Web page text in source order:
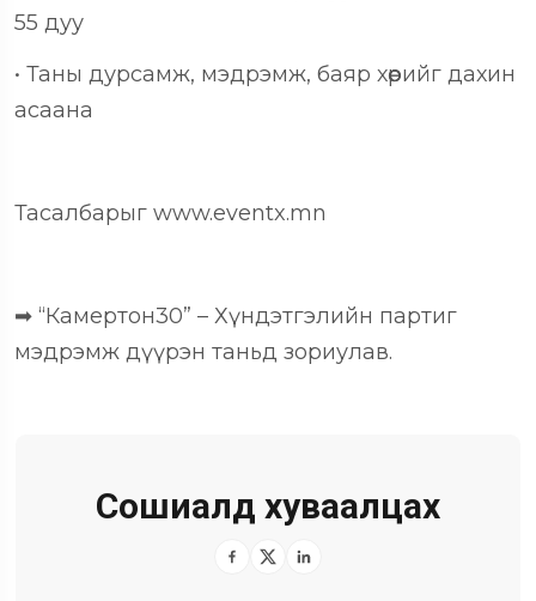
55 дуу
• Таны дурсамж, мэдрэмж, баяр хөөрийг дахин
асаана
Тасалбарыг www.eventx.mn
➡ “Камертон30” – Хүндэтгэлийн партиг
мэдрэмж дүүрэн таньд зориулав.
Сошиалд хуваалцах